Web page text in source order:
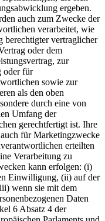
ergeben.
auch zum Zwecke der
verarbeitet, wie
berechtigter vertraglicher
oder dem
zur
oder für
sowie zur
als den oben
durch eine von
Umfang der
gerechtfertigt ist. Ihre
für Marketingzwecke
erteilten
Verarbeitung zu
kann erfolgen: (i)
Einwilligung, (ii) auf der
wenn sie mit dem
Daten
6 Absatz 4 der